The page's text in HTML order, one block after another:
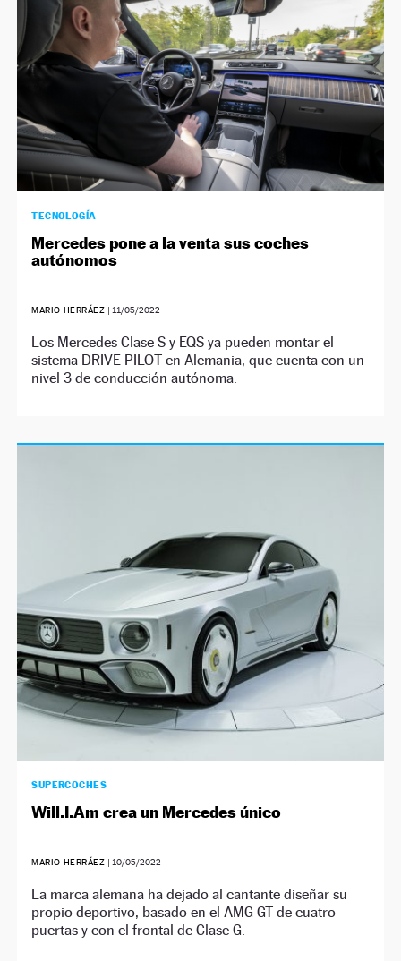
TECNOLOGÍA
Mercedes pone a la venta sus coches
autónomos
MARIO HERRÁEZ |11/05/2022
Los Mercedes Clase S y EQS ya pueden montar el
sistema DRIVE PILOT en Alemania, que cuenta con un
nivel 3 de conducción autónoma.
SUPERCOCHES
Will.I.Am crea un Mercedes único
MARIO HERRÁEZ | 10/05/2022
La marca alemana ha dejado al cantante diseñar su
propio deportivo, basado en el AMG GT de cuatro
puertas y con el frontal de Clase G.